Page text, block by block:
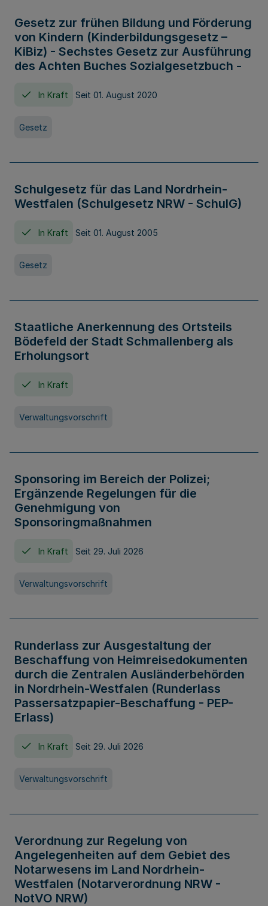
Gesetz zur frühen Bildung und Förderung
von Kindern (Kinderbildungsgesetz –
KiBiz) - Sechstes Gesetz zur Ausführung
des Achten Buches Sozialgesetzbuch -
In Kraft Seit 01. August 2020
Gesetz
Schulgesetz für das Land Nordrhein-
Westfalen (Schulgesetz NRW - SchulG)
In Kraft Seit 01. August 2005
Gesetz
Staatliche Anerkennung des Ortsteils
Bödefeld der Stadt Schmallenberg als
Erholungsort
In Kraft
Verwaltungsvorschrift
Sponsoring im Bereich der Polizei;
Ergänzende Regelungen für die
Genehmigung von
Sponsoringmaßnahmen
In Kraft Seit 29. Juli 2026
Verwaltungsvorschrift
Runderlass zur Ausgestaltung der
Beschaffung von Heimreisedokumenten
durch die Zentralen Ausländerbehörden
in Nordrhein-Westfalen (Runderlass
Passersatzpapier-Beschaffung - PEP-
Erlass)
In Kraft Seit 29. Juli 2026
Verwaltungsvorschrift
Verordnung zur Regelung von
Angelegenheiten auf dem Gebiet des
Notarwesens im Land Nordrhein-
Westfalen (Notarverordnung NRW -
NotVO NRW)